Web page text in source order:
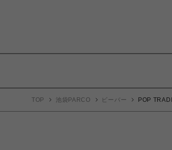
TOP 池袋PARCO ビーバー POP